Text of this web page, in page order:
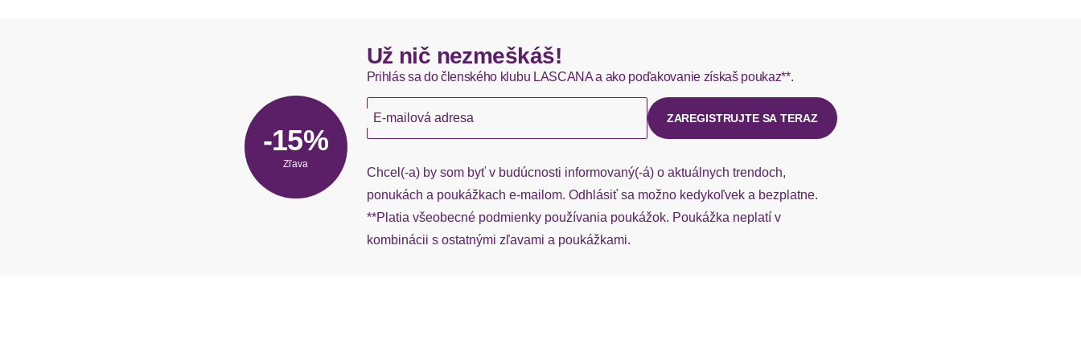
Okamžite dostupné položky sú zvyčajne doručené kuriérom Hermes do 1-3 pracovných dní.
Ak chýba návratový štítok, môžete si kedykoľvek požiadať o nový u našej zákazníckej služby.
-15%
Zľava
Už nič nezmeškáš!
Prihlás sa do členského klubu LASCANA a ako poďakovanie získaš poukaz**.
E-mailová adresa ZAREGISTRUJTE SA TERAZ
Chcel(-a) by som byť v budúcnosti informovaný(-á) o aktuálnych trendoch,
ponukách a poukážkach e-mailom. Odhlásiť sa možno kedykoľvek a bezplatne.
**Platia všeobecné podmienky používania poukážok. Poukážka neplatí v
kombinácii s ostatnými zľavami a poukážkami.